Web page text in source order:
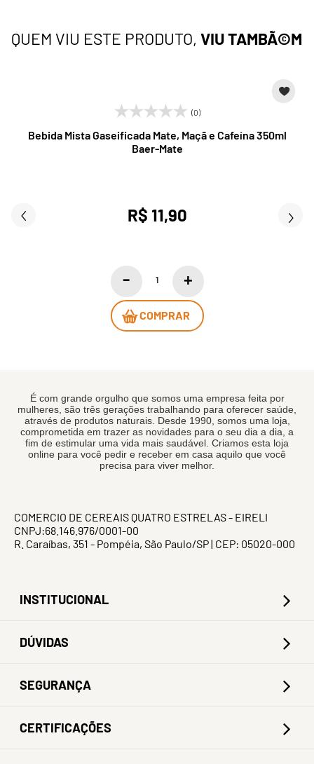
QUEM VIU ESTE PRODUTO, VIU TAMBÃ©M
(0)
Bebida Mista Gaseificada Mate, Maçã e Cafeína 350ml
Baer-Mate
R$ 11,90
COMPRAR
É com grande orgulho que somos uma empresa feita por
mulheres, são três gerações trabalhando para oferecer saúde,
através de produtos naturais. Desde 1990, somos uma loja,
comprometida em trazer as novidades para o seu dia a dia, a
fim de estimular uma vida mais saudável. Criamos esta loja
online para você pedir e receber em casa aquilo que você
precisa para viver melhor.
COMERCIO DE CEREAIS QUATRO ESTRELAS - EIRELI
CNPJ:68.146.976/0001-00
R. Caraíbas, 351 - Pompéia, São Paulo/SP | CEP: 05020-000
INSTITUCIONAL
DÚVIDAS
SEGURANÇA
CERTIFICAÇÕES